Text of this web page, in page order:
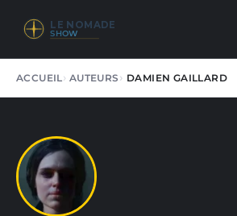
LE NOMADE
SHOW
ACCUEIL AUTEURS DAMIEN GAILLARD